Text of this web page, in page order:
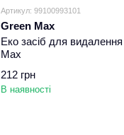
Артикул: 99100993101
Green Max
Еко засіб для
Max
212 грн
В наявності